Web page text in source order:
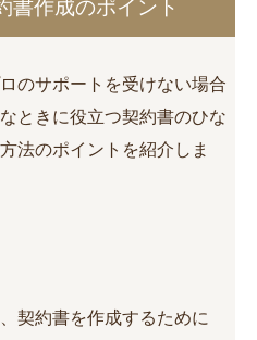
書作成のポイント
のサポートを受けない場合
ときに役立つ契約書のひな
法のポイントを紹介しま
契約書を作成するために